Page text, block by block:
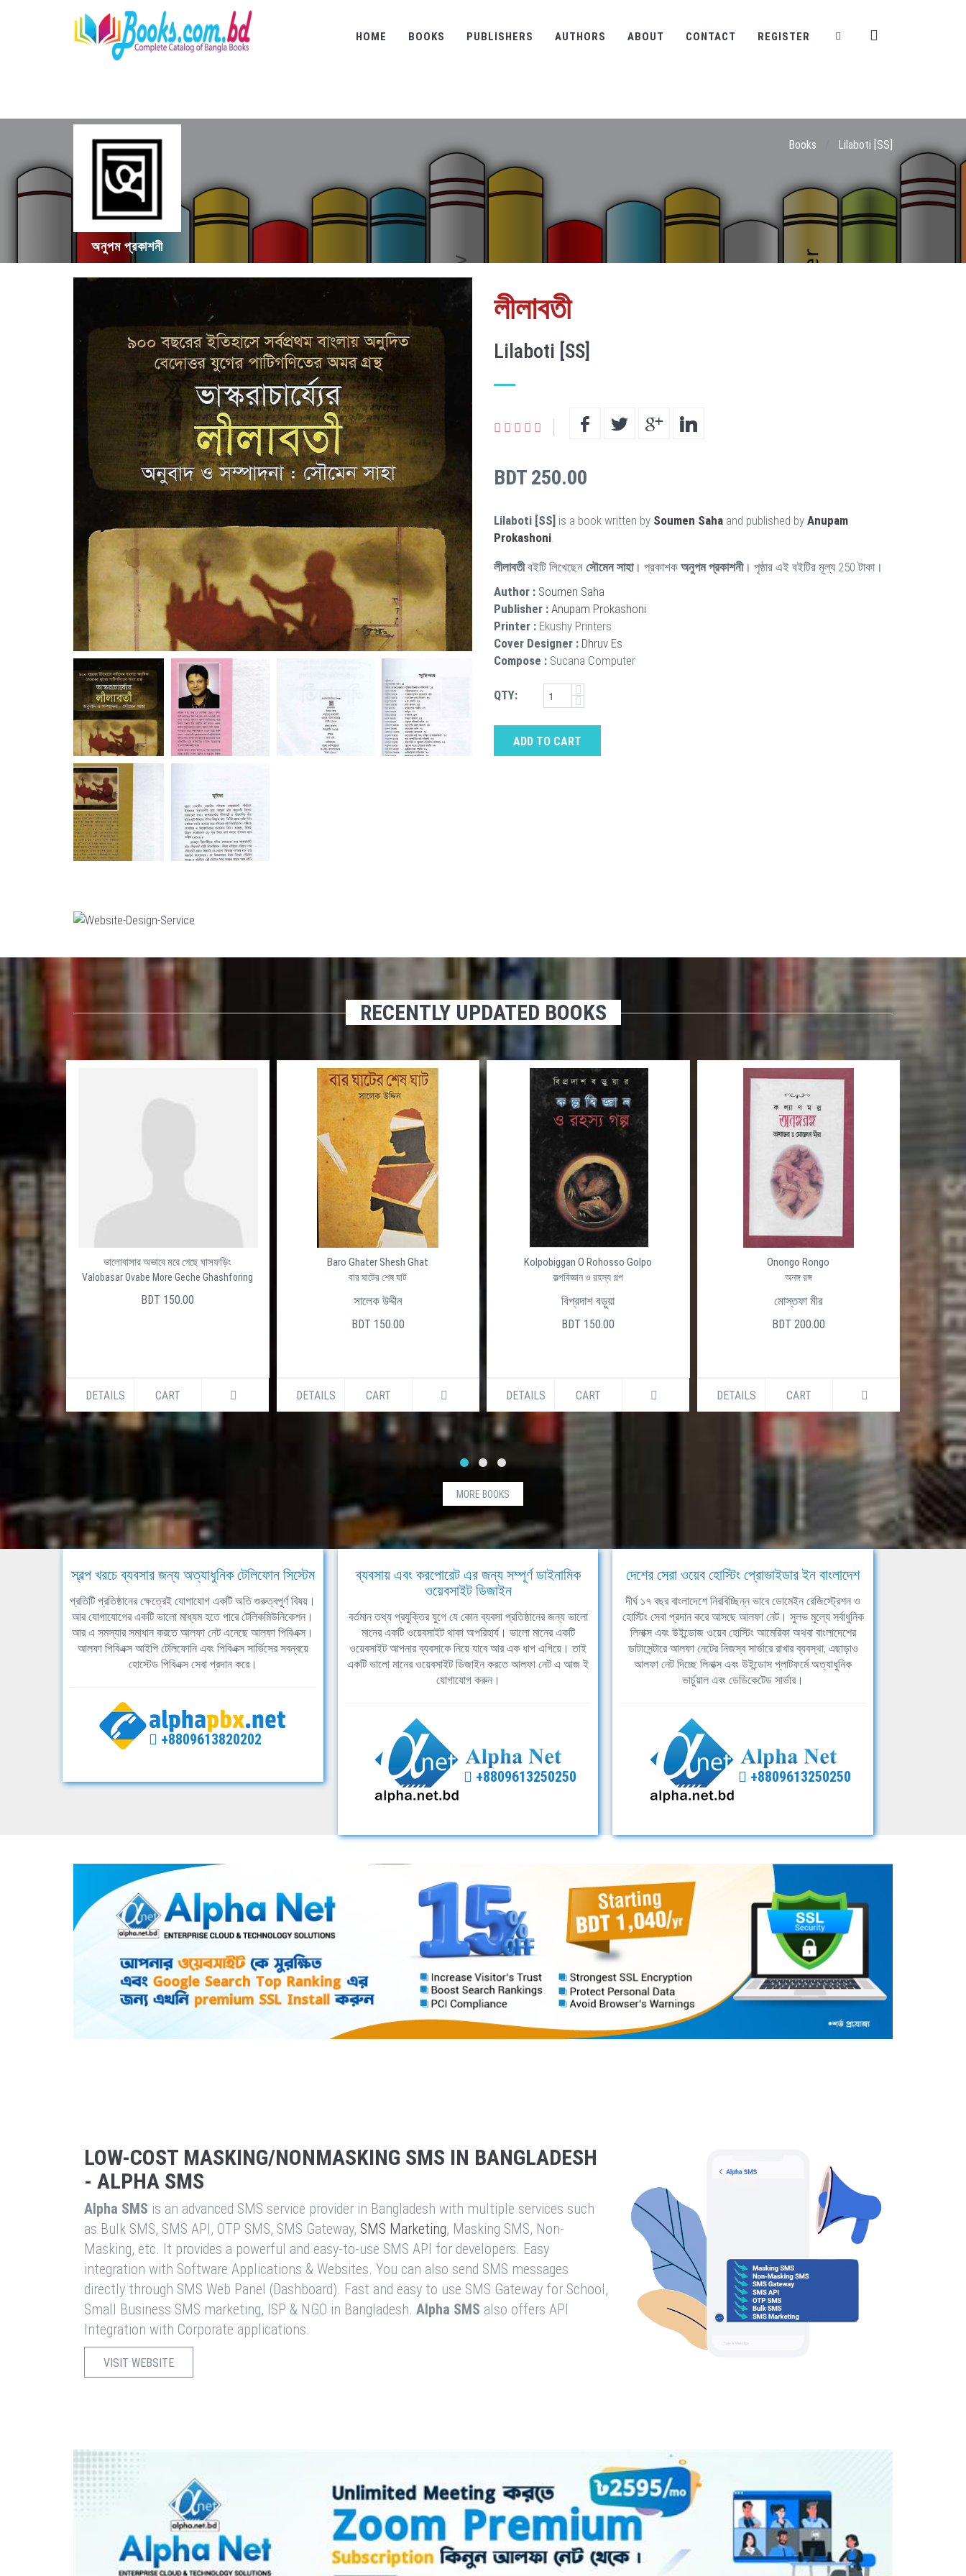
HOME BOOKS PUBLISHERS AUTHORS ABOUT CONTACT REGISTER
অনুপম প্রকাশনী
Books Lilaboti [SS]
লীলাবতী
Lilaboti [SS]
BDT 250.00
Lilaboti [SS] is a book written by Soumen Saha and published by Anupam
Prokashoni.
লীলাবতীবইটি লিখেছেন সৌমেন সাহা। প্রকাশক অনুপম প্রকাশনী। পৃষ্ঠার এই বইটির মূল্য 250 টাকা।
Author : Soumen Saha
Publisher : Anupam Prokashoni
Printer : Ekushy Printers
Cover Designer : Dhruv Es
Compose : Sucana Computer
QTY:
ADD TO CART
RECENTLY UPDATED BOOKS
ভালোবাসার অভাবে মরে গেছে ঘাসফড়িং
Valobasar Ovabe More Geche Ghashforing
BDT 150.00
DETAILS CART
Baro Ghater Shesh Ghat
বার ঘাটের শেষ ঘাট
সালেক উদ্দীন
BDT 150.00
DETAILS CART
Kolpobiggan O Rohosso Golpo
কল্পবিজ্ঞান ও রহস্য গল্প
বিপ্রদাশ বড়ুয়া
BDT 150.00
DETAILS CART
Onongo Rongo
অনঙ্গ রঙ্গ
মোস্তফা মীর
BDT 200.00
DETAILS CART DETAILS
MORE BOOKS
স্বল্প খরচে ব্যবসার জন্য অত্যাধুনিক টেলিফোন সিস্টেম
প্রতিটি প্রতিষ্ঠানের ক্ষেত্রেই যোগাযোগ একটি অতি গুরুত্বপূর্ণ বিষয়।
আর যোগাযোগের একটি ভালো মাধ্যম হতে পারে টেলিকমিউনিকেশন।
আর এ সমস্যার সমাধান করতে আলফা নেট এনেছে আলফা পিবিএক্স।
আলফা পিবিএক্স আইপি টেলিফোনি এবং পিবিএক্স সার্ভিসের সবন্বয়ে
হোস্টেড পিবিএক্স সেবা প্রদান করে।
+8809613820202
ব্যবসায় এবং করপোরেট এর জন্য সম্পূর্ণ ডাইনামিক
ওয়েবসাইট ডিজাইন
বর্তমান তথ্য প্রযুক্তির যুগে যে কোন ব্যবসা প্রতিষ্ঠানের জন্য ভালো
মানের একটি ওয়েবসাইট থাকা অপরিহার্য। ভালো মানের একটি
ওয়েবসাইট আপনার ব্যবসাকে নিয়ে যাবে আর এক ধাপ এগিয়ে। তাই
একটি ভালো মানের ওয়েবসাইট ডিজাইন করতে আলফা নেট এ আজ ই
যোগাযোগ করুন।
+8809613250250
দেশের সেরা ওয়েব হোস্টিং প্রোভাইডার ইন বাংলাদেশ
দীর্ঘ ১৭ বছর বাংলাদেশে নিরবিচ্ছিন্ন ভাবে ডোমেইন রেজিস্ট্রেশন ও
হোস্টিং সেবা প্রদান করে আসছে আলফা নেট। সুলভ মূল্যে সর্বাধুনিক
লিনাক্স এবং উইন্ডোজ ওয়েব হোস্টিং আমেরিকা অথবা বাংলাদেশের
ডাটাসেন্টারে আলফা নেটের নিজস্ব সার্ভারে রাখার ব্যবস্থা, এছাড়াও
আলফা নেট দিচ্ছে লিনাক্স এবং উইন্ডোস প্লাটফর্মে অত্যাধুনিক
ভার্চুয়াল এবং ডেডিকেটেড সার্ভার।
+8809613250250
LOW-COST MASKING/NONMASKING SMS IN BANGLADESH
- ALPHA SMS
Alpha SMS is an advanced SMS service provider in Bangladesh with multiple services such
as Bulk SMS, SMS API, OTP SMS, SMS Gateway, SMS Marketing, Masking SMS, Non-
Masking, etc. It provides a powerful and easy-to-use SMS API for developers. Easy
integration with Software Applications & Websites. You can also send SMS messages
directly through SMS Web Panel (Dashboard). Fast and easy to use SMS Gateway for School,
Small Business SMS marketing, ISP & NGO in Bangladesh. Alpha SMS also offers API
Integration with Corporate applications.
VISIT WEBSITE